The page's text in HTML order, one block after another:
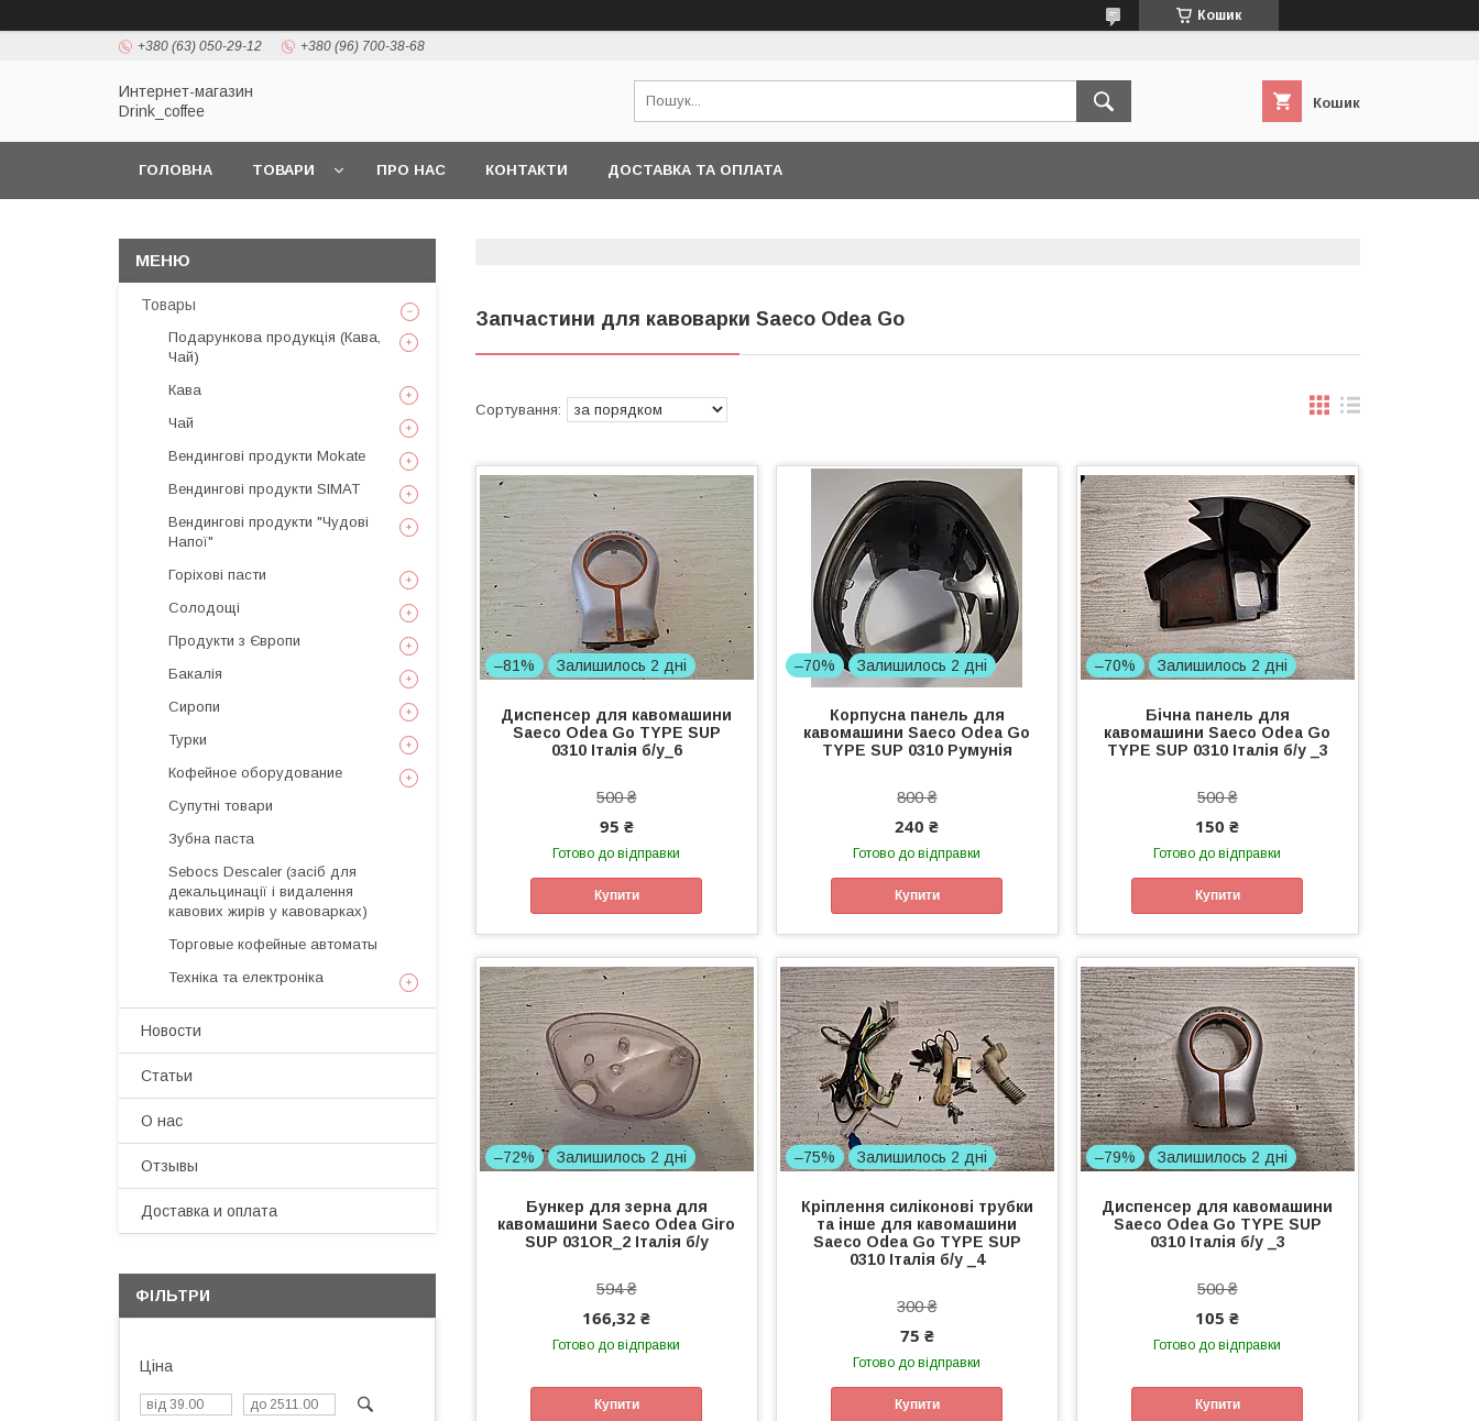
Кошик
+380 (63) 050-29-12 +380 (96) 700-38-68
Интернет-магазин
Drink_coffee
Кошик
ГОЛОВНА ТОВАРИ ПРО НАС КОНТАКТИ ДОСТАВКА ТА ОПЛАТА
Запчастини для кавоварки Saeco Odea Go
–81% Залишилось 2 дні
Диспенсер для кавомашини
Saeco Odea Go TYPE SUP
0310 Італія б/у_6
500 ₴
95 ₴
Готово до відправки
Купити
–70% Залишилось 2 дні
Корпусна панель для
кавомашини Saeco Odea Go
TYPE SUP 0310 Румунія
800 ₴
240 ₴
Готово до відправки
Купити
–70% Залишилось 2 дні
Бічна панель для
кавомашини Saeco Odea Go
TYPE SUP 0310 Італія б/у _3
500 ₴
150 ₴
Готово до відправки
Купити
–72% Залишилось 2 дні
Бункер для зерна для
кавомашини Saeco Odea Giro
SUP 031OR_2 Італія б/у
594 ₴
166,32 ₴
Готово до відправки
Купити
–75% Залишилось 2 дні
Кріплення силіконові трубки
та інше для кавомашини
Saeco Odea Go TYPE SUP
0310 Італія б/у _4
300 ₴
75 ₴
Готово до відправки
Купити
–79% Залишилось 2 дні
Диспенсер для кавомашини
Saeco Odea Go TYPE SUP
0310 Італія б/у _3
500 ₴
105 ₴
Готово до відправки
Купити
Товары
Подарункова продукція (Кава,
Чай)
Кава
Чай
Вендингові продукти Mokate
Вендингові продукти SIMAT
Вендингові продукти "Чудові
Напої"
Горіхові пасти
Солодощі
Продукти з Європи
Бакалія
Сиропи
Турки
Кофейное оборудование
Супутні товари
Зубна паста
Sebocs Descaler (засіб для
декальцинації і видалення
кавових жирів у кавоварках)
Торговые кофейные автоматы
Техніка та електроніка
Новости
Статьи
О нас
Отзывы
Доставка и оплата
ФІЛЬТРИ
Ціна